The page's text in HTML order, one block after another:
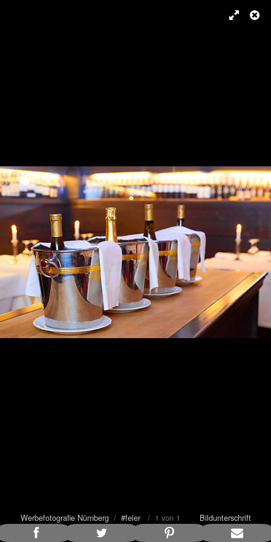
Werbefotografie Nürnberg/ #feier/ 1 von 1 Bildunterschrift
anzeigen